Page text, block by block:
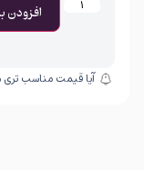
افزودن
آیا قیمت مناسب تری